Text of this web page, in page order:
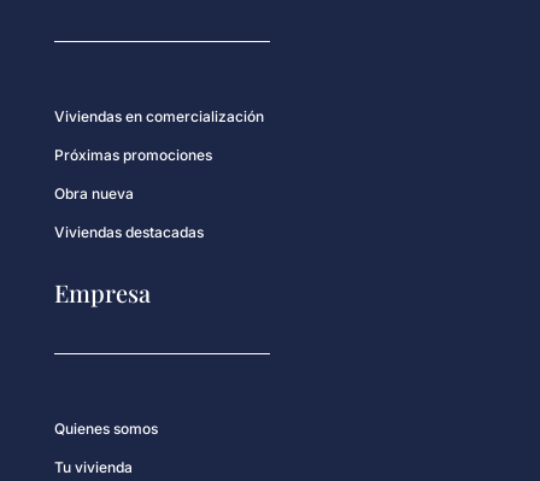
Viviendas en comercialización
Próximas promociones
Obra nueva
Viviendas destacadas
Empresa
Quienes somos
Tu vivienda